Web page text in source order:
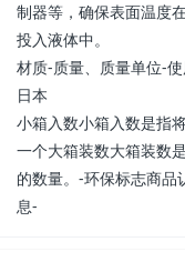
制器等，确保表面温度
投入液体中。
材质-质量、质量单位-
日本
小箱入数小箱入数是指
一个大箱装数大箱装数
的数量。-环保标志商
息-